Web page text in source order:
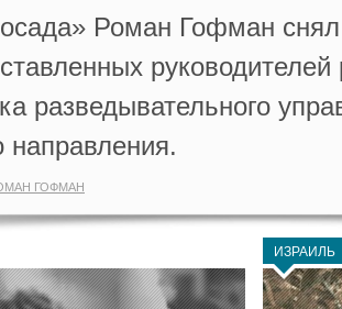
Роман Гофман снял
разведывательного
направления.
ГОФМАН
ИЗРАИЛЬ